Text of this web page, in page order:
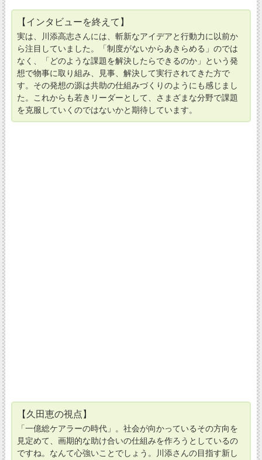
【インタビューを終えて】
実は、川添高志さんには、斬新なアイデアと行動力に以前か
ら注目していました。「制度がないからあきらめる」のでは
なく、「どのような課題を解決したらできるのか」という発
想で物事に取り組み、見事、解決して実行されてきた方で
す。その発想の源は共助の仕組みづくりのようにも感じまし
た。これからも若きリーダーとして、さまざまな分野で課題
を克服していくのではないかと期待しています。
【久田恵の視点】
「一億総ケアラーの時代」。社会が向かっているその方向を
見定めて、画期的な助け合いの仕組みを作ろうとしているの
ですね。なんて心強いことでしょう。川添さんの目指す新し